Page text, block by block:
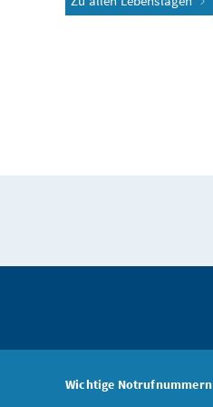
Wichtige Notrufnummern